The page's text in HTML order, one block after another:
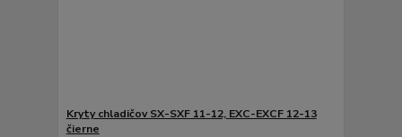
Kryty chladičov SX-SXF 11-12, EXC-EXCF 12-13
čierne